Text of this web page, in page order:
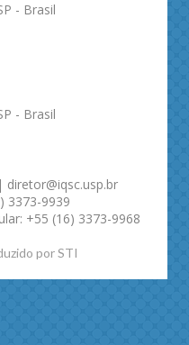
- Brasil
- Brasil
3373-9939
+55 (16) 3373-9968
por STI